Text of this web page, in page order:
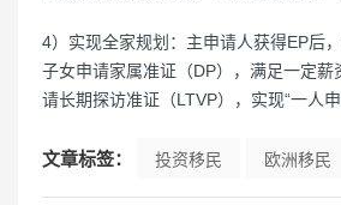
4）实现全家规划：主申请人获得EP后
子女申请家属准证（DP），满足一定薪
请长期探访准证（LTVP），实现“一人申
文章标签： 投资移民 欧洲移民